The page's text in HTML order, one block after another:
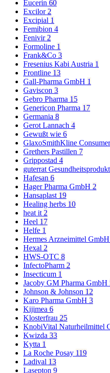
Eucerin 60
Excilor 2
Excipial 1
Femibion 4
Fenivir 2
Formoline 1
Frank&Co 3
Fresenius Kabi Austria 1
Frontline 13
Gall-Pharma GmbH 1
Gaviscon 3
Gebro Pharma 15
Genericon Pharma 17
Germania 8
Gerot Lannach 4
Gewußt wie 6
GlaxoSmithKline
Grethers Pastillen 7
Grippostad 4
guterrat
Hafesan 6
Hager Pharma GmbH 2
Hansaplast 19
Healing herbs 10
heat it 2
Heel 17
Helfe 1
Hermes Arzneimittel GmbH
Hexal 2
HWS-OTC 8
InfectoPharm 2
Insecticum 1
Jacoby GM Pharma GmbH
Johnson & Johnson 12
Karo Pharma GmbH 3
Kijimea 6
Klosterfrau 25
KnobiVital Naturheilmittel
Kwizda 33
Kytta 1
La Roche Posay 119
Ladival 13
Lasepton 9